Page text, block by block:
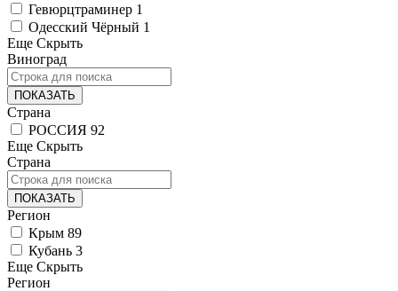
Гевюрцтраминер 1
Одесский Чёрный 1
Еще Скрыть
Виноград
ПОКАЗАТЬ
Страна
РОССИЯ 92
Еще Скрыть
Страна
ПОКАЗАТЬ
Регион
Крым 89
Кубань 3
Еще Скрыть
Регион